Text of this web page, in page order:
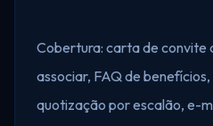
Cobertura: carta de convite
associar, FAQ de
quotização por escalão, e-